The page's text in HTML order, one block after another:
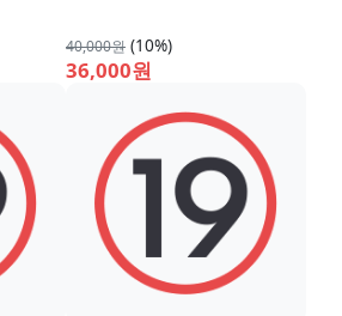
40,000원 (10%)
36,000원